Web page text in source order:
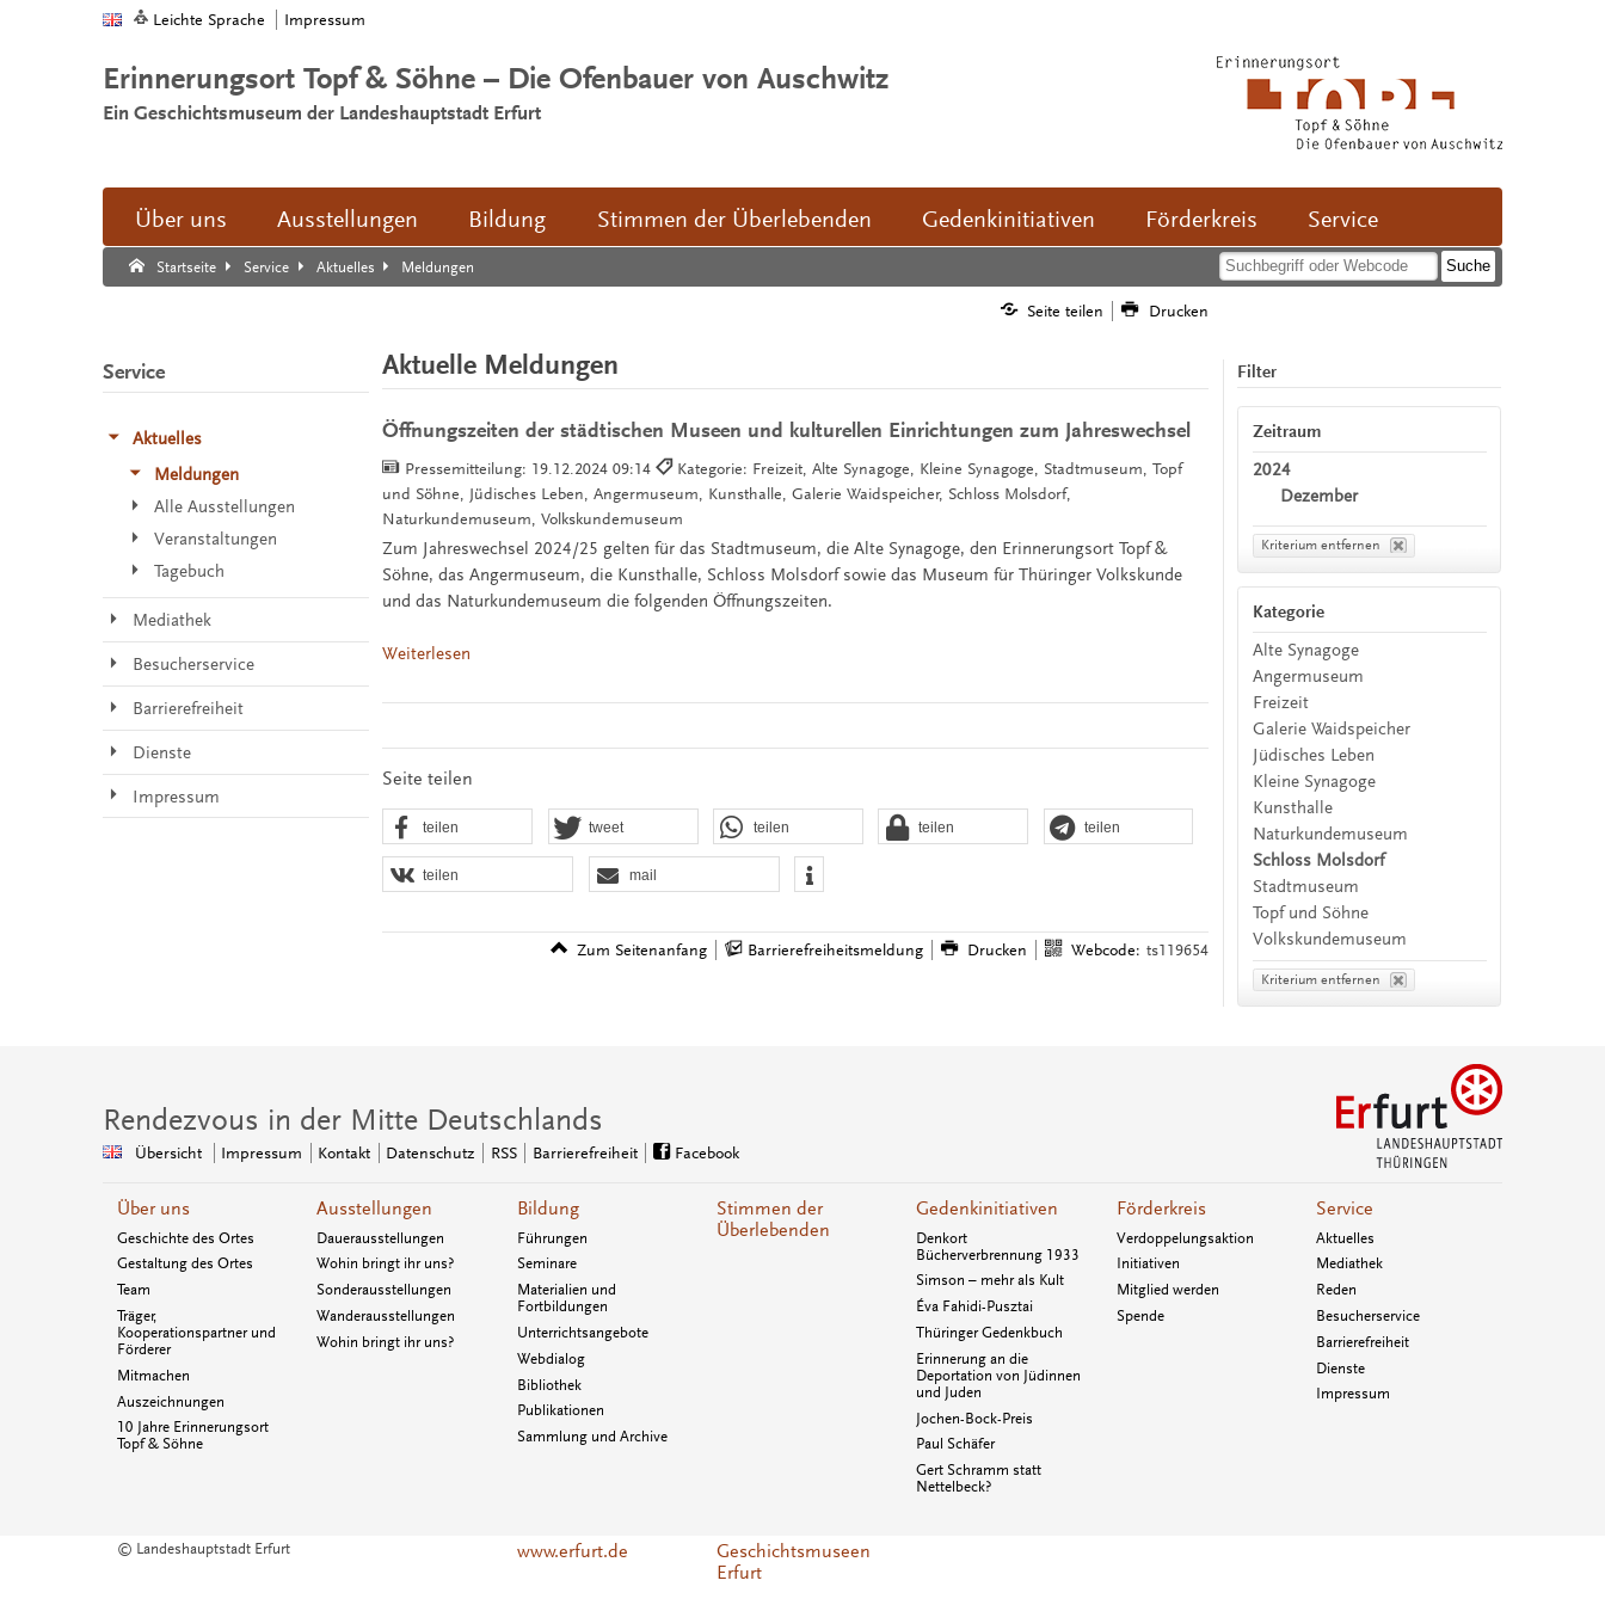
Leichte Sprache Impressum
Erinnerungsort Topf & Söhne – Die Ofenbauer von Auschwitz
Ein Geschichtsmuseum der Landeshauptstadt Erfurt
Über uns Ausstellungen Bildung Stimmen der Überlebenden Gedenkinitiativen Förderkreis Service
Startseite Service Aktuelles Meldungen
Suche:
Suche Ende.
Seite teilen Drucken
Aktuelle Meldungen
Öffnungszeiten der städtischen Museen und kulturellen Einrichtungen zum Jahreswechsel
Pressemitteilung: 19.12.2024 09:14
Kategorie: Freizeit, Alte Synagoge, Kleine Synagoge, Stadtmuseum, Topf
und Söhne, Jüdisches Leben, Angermuseum, Kunsthalle, Galerie Waidspeicher, Schloss Molsdorf,
Naturkundemuseum, Volkskundemuseum
Zum Jahreswechsel 2024/25 gelten für das Stadtmuseum, die Alte Synagoge, den Erinnerungsort Topf &
Söhne, das Angermuseum, die Kunsthalle, Schloss Molsdorf sowie das Museum für Thüringer Volkskunde
und das Naturkundemuseum die folgenden Öffnungszeiten.
Weiterlesen
Seite teilen
teilen tweet teilen teilen teilen
teilen mail
Zum Seitenanfang Barrierefreiheitsmeldung Drucken Webcode: ts119654
Filter
Zeitraum
2024
Dezember
Kriterium entfernen
Kategorie
Alte Synagoge
Angermuseum
Freizeit
Galerie Waidspeicher
Jüdisches Leben
Kleine Synagoge
Kunsthalle
Naturkundemuseum
Schloss Molsdorf
Stadtmuseum
Topf und Söhne
Volkskundemuseum
Kriterium entfernen
Service
Aktuelles
Meldungen
Alle Ausstellungen
Veranstaltungen
Tagebuch
Mediathek
Besucherservice
Barrierefreiheit
Dienste
Impressum
Rendezvous in der Mitte Deutschlands
Übersicht Impressum Kontakt Datenschutz RSS Barrierefreiheit Facebook
Über uns
Geschichte des Ortes
Gestaltung des Ortes
Team
Träger,
Kooperationspartner und
Förderer
Mitmachen
Auszeichnungen
10 Jahre Erinnerungsort
Topf & Söhne
Ausstellungen
Dauerausstellungen
Wohin bringt ihr uns?
Sonderausstellungen
Wanderausstellungen
Wohin bringt ihr uns?
Bildung
Führungen
Seminare
Materialien und
Fortbildungen
Unterrichtsangebote
Webdialog
Bibliothek
Publikationen
Sammlung und Archive
Stimmen der
Überlebenden
Gedenkinitiativen
Denkort
Bücherverbrennung 1933
Simson – mehr als Kult
Éva Fahidi-Pusztai
Thüringer Gedenkbuch
Erinnerung an die
Deportation von Jüdinnen
und Juden
Jochen-Bock-Preis
Paul Schäfer
Gert Schramm statt
Nettelbeck?
Förderkreis
Verdoppelungsaktion
Initiativen
Mitglied werden
Spende
Service
Aktuelles
Mediathek
Reden
Besucherservice
Barrierefreiheit
Dienste
Impressum
© Landeshauptstadt Erfurt www.erfurt.de
Geschichtsmuseen
Erfurt